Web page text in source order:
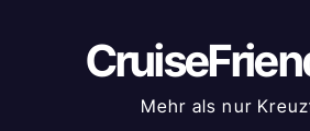
Mehr als nur